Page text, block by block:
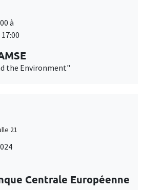
à
the Environment"
21
Centrale Européenne